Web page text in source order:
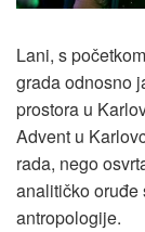
Lani, s
grada odnosno
prostora u
Advent u
rada, nego
analitičko oruđe
antropologije.